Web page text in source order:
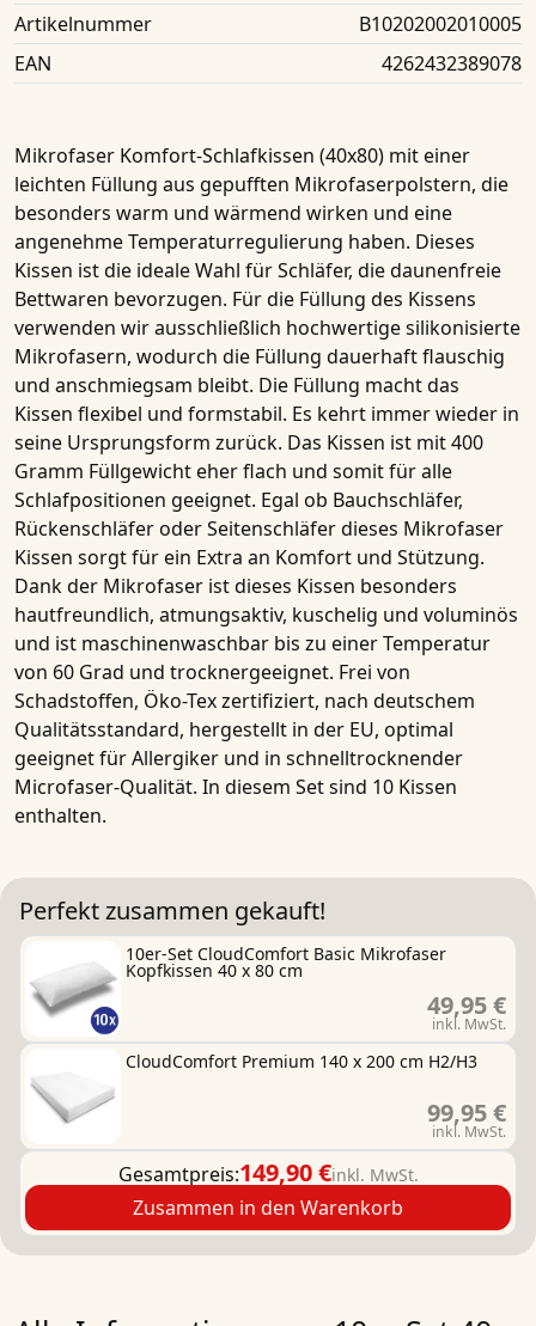
Artikelnummer
B10202002010005
EAN
4262432389078
Mikrofaser Komfort-Schlafkissen (40x80) mit einer
leichten Füllung aus gepufften Mikrofaserpolstern, die
besonders warm und wärmend wirken und eine
angenehme Temperaturregulierung haben. Dieses
Kissen ist die ideale Wahl für Schläfer, diedaunenfreie
Bettwaren bevorzugen. Für die Füllung des Kissens
verwenden wir ausschließlich hochwertigesilikonisierte
Mikrofasern, wodurch die Füllung dauerhaft flauschig
und anschmiegsam bleibt. Die Füllung macht das
Kissen flexibel und formstabil. Es kehrt immer wieder in
seine Ursprungsform zurück. Das Kissen ist mit400
Gramm Füllgewichteher flach und somit für alle
Schlafpositionen geeignet. Egal ob Bauchschläfer,
Rückenschläfer oder Seitenschläfer dieses Mikrofaser
Kissen sorgt für ein Extra an Komfort und Stützung.
Dank der Mikrofaser ist dieses Kissen besonders
hautfreundlich, atmungsaktiv, kuschelig und voluminös
und ist maschinenwaschbar bis zu einer Temperatur
von 60 Grad und trocknergeeignet. Frei von
Schadstoffen, Öko-Tex zertifiziert, nach deutschem
Qualitätsstandard, hergestellt in der EU, optimal
geeignet fürAllergiker und in schnelltrocknender
Microfaser-Qualität. In diesem Set sind 10 Kissen
enthalten.
Perfekt zusammen gekauft!
10er-Set CloudComfort Basic Mikrofaser
Kopfkissen 40 x 80 cm
49,95 €
inkl. MwSt.
CloudComfort Premium 140 x 200 cm H2/H3
99,95 €
inkl. MwSt.
Gesamtpreis:149,90 €inkl. MwSt.
Zusammen in den Warenkorb